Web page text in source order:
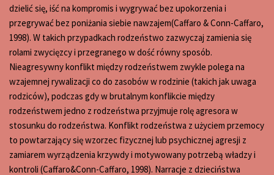
dzielić się, iść na kompromis i wygrywać bez upokorzenia i
przegrywać bez poniżania siebie nawzajem(Caffaro & Conn-Caffaro,
1998). W takich przypadkach rodzeństwo zazwyczaj zamienia się
rolami zwycięzcy i przegranego w dość równy sposób.
Nieagresywny konflikt między rodzeństwem zwykle polega na
wzajemnej rywalizacji co do zasobów w rodzinie (takich jak uwaga
rodziców), podczas gdy w brutalnym konflikcie między
rodzeństwem jedno z rodzeństwa przyjmuje rolę agresora w
stosunku do rodzeństwa. Konflikt rodzeństwa z użyciem przemocy
to powtarzający się wzorzec fizycznej lub psychicznej agresji z
zamiarem wyrządzenia krzywdy i motywowany potrzebą władzy i
kontroli (Caffaro&Conn-Caffaro, 1998). Narracje z dzieciństwa